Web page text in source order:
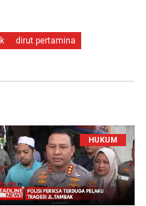
dirut pertamina
HUKUM